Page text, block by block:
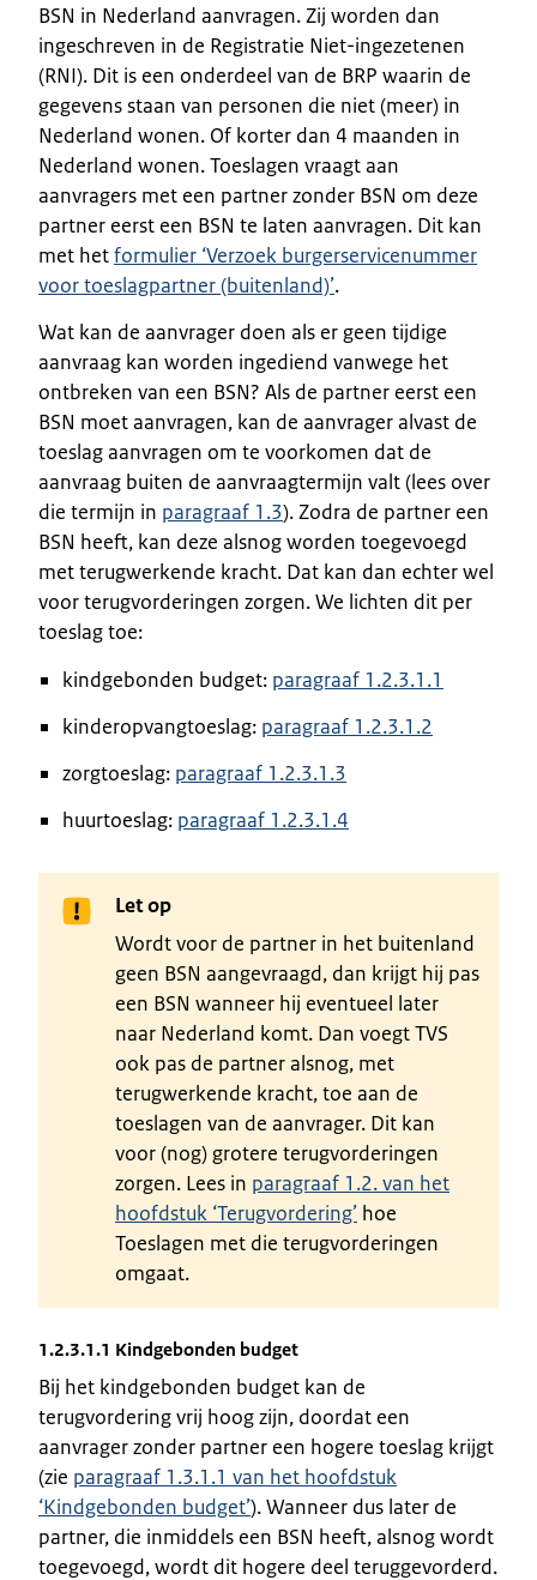
BSN in Nederland aanvragen. Zij worden dan
ingeschreven in de Registratie Niet-ingezetenen
(RNI). Dit is een onderdeel van de BRP waarin de
gegevens staan van personen die niet (meer) in
Nederland wonen. Of korter dan 4 maanden in
Nederland wonen. Toeslagen vraagt aan
aanvragers met een partner zonder BSN om deze
partner eerst een BSN te laten aanvragen. Dit kan
met hetformulier ‘Verzoek burgerservicenummer
voor toeslagpartner (buitenland)’.
Wat kan de aanvrager doen als er geen tijdige
aanvraag kan worden ingediend vanwege het
ontbreken van een BSN? Als de partner eerst een
BSN moet aanvragen, kan de aanvrager alvast de
toeslag aanvragen om te voorkomen dat de
aanvraag buiten de aanvraagtermijn valt (lees over
die termijn in paragraaf 1.3). Zodra de partner een
BSN heeft, kan deze alsnog worden toegevoegd
met terugwerkende kracht. Dat kan dan echter wel
voor terugvorderingen zorgen. We lichten dit per
toeslag toe:
kindgebonden budget: paragraaf 1.2.3.1.1
kinderopvangtoeslag: paragraaf 1.2.3.1.2
zorgtoeslag: paragraaf 1.2.3.1.3
huurtoeslag: paragraaf 1.2.3.1.4
Let op
Wordt voor de partner in het buitenland
geen BSN aangevraagd, dan krijgt hij pas
een BSN wanneer hij eventueel later
naar Nederland komt. Dan voegt TVS
ook pas de partner alsnog, met
terugwerkende kracht, toe aan de
toeslagen van de aanvrager. Dit kan
voor (nog) grotere terugvorderingen
zorgen. Lees in paragraaf 1.2. van het
hoofdstuk ‘Terugvordering’ hoe
Toeslagen met die terugvorderingen
omgaat.
1.2.3.1.1 Kindgebonden budget
Bij het kindgebonden budget kan de
terugvordering vrij hoog zijn, doordat een
aanvrager zonder partner een hogere toeslag krijgt
(zie paragraaf 1.3.1.1 van het hoofdstuk
‘Kindgebonden budget’). Wanneer dus later de
partner, die inmiddels een BSN heeft, alsnog wordt
toegevoegd, wordt dit hogere deel teruggevorderd.